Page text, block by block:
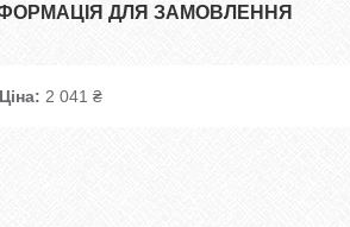
ДЛЯ ЗАМОВЛЕННЯ
Ціна: 2 041 ₴